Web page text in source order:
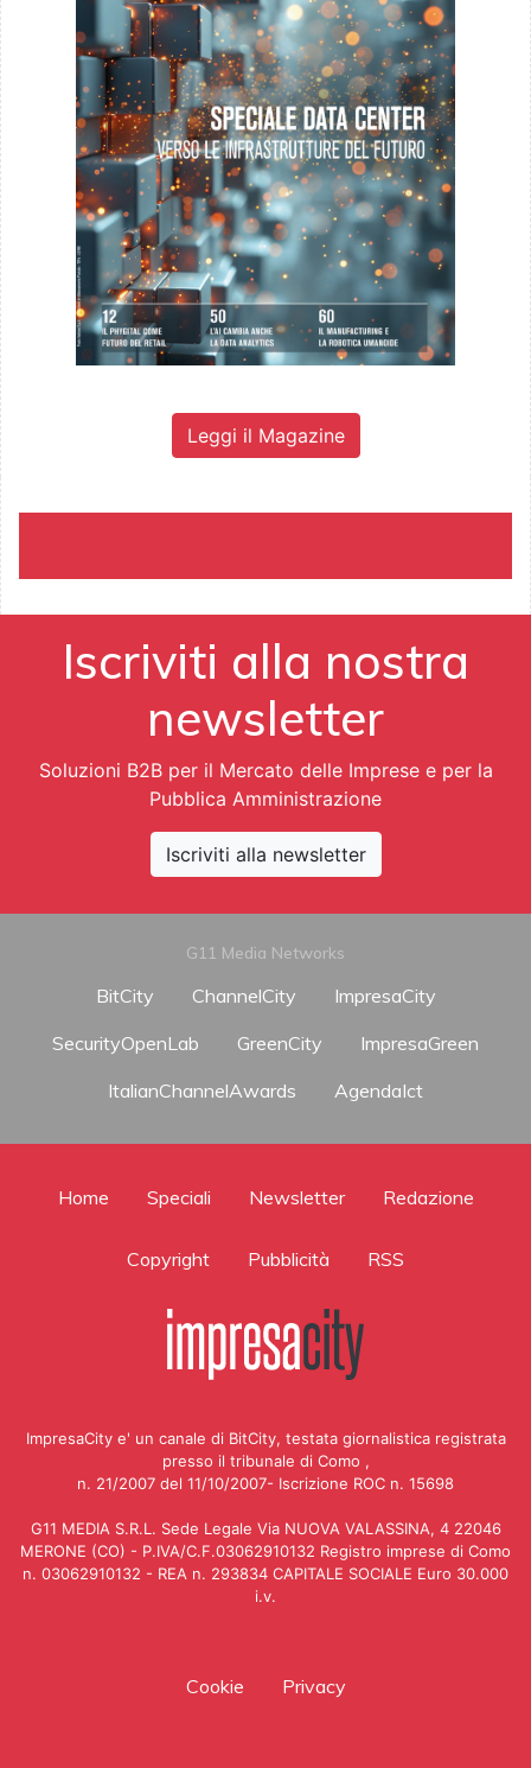
Leggi il Magazine
Iscriviti alla nostra
newsletter
Soluzioni B2B per il Mercato delle Imprese e per la
Pubblica Amministrazione
Iscriviti alla newsletter
G11 Media Networks
BitCity ChannelCity
ImpresaCity
SecurityOpenLab
GreenCity
ImpresaGreen
ItalianChannelAwards
AgendaIct
Home Speciali Newsletter Redazione
Copyright Pubblicità RSS
ImpresaCity e' un canale di BitCity, testata giornalistica registrata
presso il tribunale di Como ,
n. 21/2007 del 11/10/2007- Iscrizione ROC n. 15698
G11 MEDIA S.R.L. Sede Legale Via NUOVA VALASSINA, 4 22046
MERONE (CO) - P.IVA/C.F.03062910132 Registro imprese di Como
n. 03062910132 - REA n. 293834 CAPITALE SOCIALE Euro 30.000
i.v.
Cookie Privacy